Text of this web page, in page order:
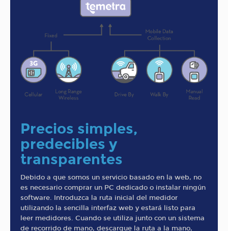
Precios simples,
predecibles y
transparentes
Debido a que somos un servicio basado en la web, no
es necesario comprar un PC dedicado o instalar ningún
software. Introduzca la ruta inicial del medidor
utilizando la sencilla interfaz web y estará listo para
leer medidores. Cuando se utiliza junto con un sistema
de recorrido de mano, descargue la ruta a la mano,